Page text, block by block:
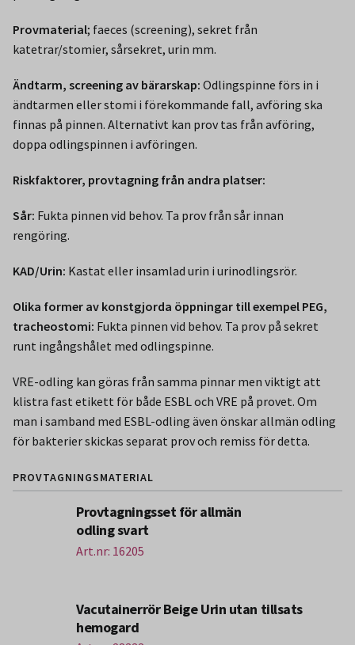
Provmaterial; faeces (screening), sekret från
katetrar/stomier, sårsekret, urin mm.
Ändtarm, screening av bärarskap: Odlingspinne förs in i
ändtarmen eller stomi i förekommande fall, avföring ska
finnas på pinnen. Alternativt kan prov tas från avföring,
doppa odlingspinnen i avföringen.
Riskfaktorer, provtagning från andra platser:
Sår: Fukta pinnen vid behov. Ta prov från sår innan
rengöring.
KAD/Urin: Kastat eller insamlad urin i urinodlingsrör.
Olika former av konstgjorda öppningar till exempel PEG,
tracheostomi: Fukta pinnen vid behov. Ta prov på sekret
runt ingångshålet med odlingspinne.
VRE-odling kan göras från samma pinnar men viktigt att
klistra fast etikett för både ESBL och VRE på provet. Om
man i samband med ESBL-odling även önskar allmän odling
för bakterier skickas separat prov och remiss för detta.
PROVTAGNINGSMATERIAL
Provtagningsset för allmän
odling svart
Art.nr: 16205
Vacutainerrör Beige Urin utan tillsats
hemogard